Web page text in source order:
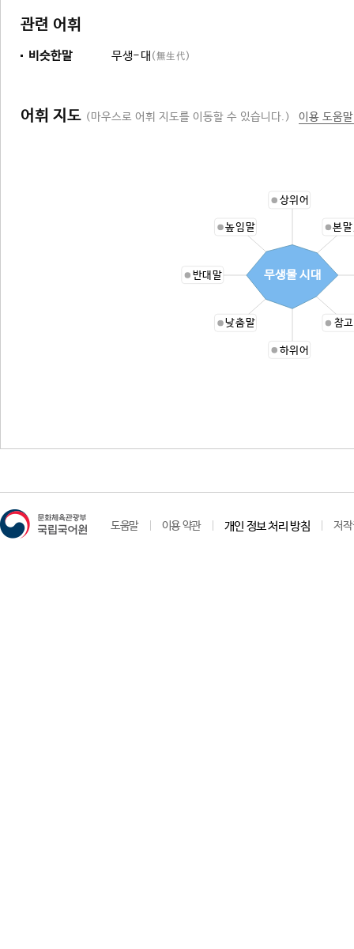
관련 어휘
비슷한말 무생-대 (無生代)
어휘 지도 (마우스로 어휘 지도를 이동할 수 있습니다.) 이용 도움
상위어
본
참
하위어
낮춤말
반대말
높임말
무생물 시대
도움말 이용 약관 개인 정보 처리 방침 저